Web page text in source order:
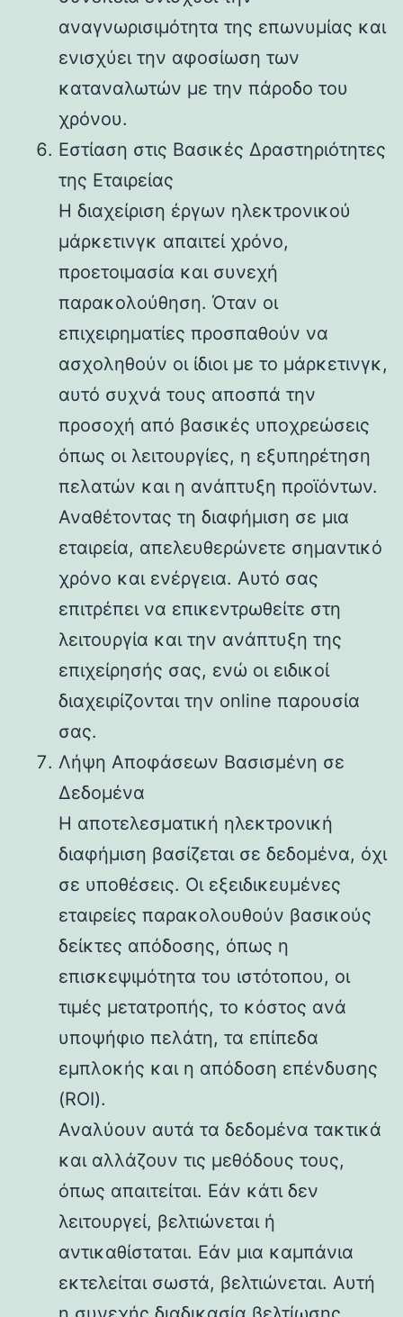
αναγνωρισιμότητα της επωνυμίας και
ενισχύει την αφοσίωση των
καταναλωτών με την πάροδο του
χρόνου.
Εστίαση στις Βασικές Δραστηριότητες
της Εταιρείας
Η διαχείριση έργων ηλεκτρονικού
μάρκετινγκ απαιτεί χρόνο,
προετοιμασία και συνεχή
παρακολούθηση. Όταν οι
επιχειρηματίες προσπαθούν να
ασχοληθούν οι ίδιοι με το μάρκετινγκ,
αυτό συχνά τους αποσπά την
προσοχή από βασικές υποχρεώσεις
όπως οι λειτουργίες, η εξυπηρέτηση
πελατών και η ανάπτυξη προϊόντων.
Αναθέτοντας τη διαφήμιση σε μια
εταιρεία, απελευθερώνετε σημαντικό
χρόνο και ενέργεια. Αυτό σας
επιτρέπει να επικεντρωθείτε στη
λειτουργία και την ανάπτυξη της
επιχείρησής σας, ενώ οι ειδικοί
διαχειρίζονται την online παρουσία
σας.
Λήψη Αποφάσεων Βασισμένη σε
Δεδομένα
Η αποτελεσματική ηλεκτρονική
διαφήμιση βασίζεται σε δεδομένα, όχι
σε υποθέσεις. Οι εξειδικευμένες
εταιρείες παρακολουθούν βασικούς
δείκτες απόδοσης, όπως η
επισκεψιμότητα του ιστότοπου, οι
τιμές μετατροπής, το κόστος ανά
υποψήφιο πελάτη, τα επίπεδα
εμπλοκής και η απόδοση επένδυσης
(ROI).
Αναλύουν αυτά τα δεδομένα τακτικά
και αλλάζουν τις μεθόδους τους,
όπως απαιτείται. Εάν κάτι δεν
λειτουργεί, βελτιώνεται ή
αντικαθίσταται. Εάν μια καμπάνια
εκτελείται σωστά, βελτιώνεται. Αυτή